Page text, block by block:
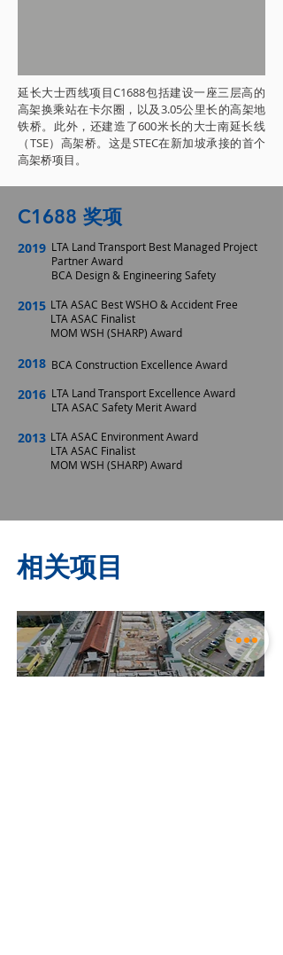
延长大士西线项目C1688包括建设一座三层高的
高架换乘站在卡尔圈，以及3.05公里长的高架地
铁桥。此外，还建造了600米长的大士南延长线
（TSE）高架桥。这是STEC在新加坡承接的首个
高架桥项目。
C1688 奖项
2019 LTA Land Transport Best Managed Project
Partner Award
BCA Design & Engineering Safety
2015 LTA ASAC Best WSHO & Accident Free
LTA ASAC Finalist
MOM WSH (SHARP) Award
2018 BCA Construction Excellence Award
2016 LTA Land Transport Excellence Award
LTA ASAC Safety Merit Award
2013 LTA ASAC Environment Award
LTA ASAC Finalist
MOM WSH (SHARP) Award
相关项目